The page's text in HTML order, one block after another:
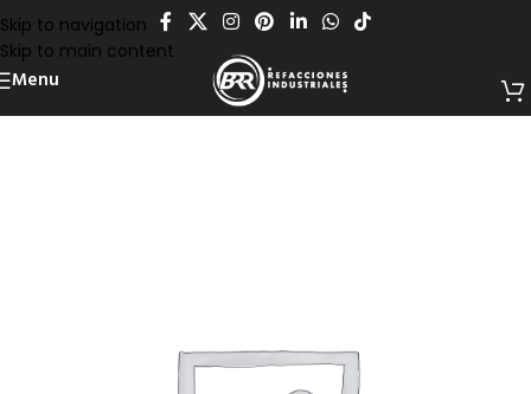
Skip to navigation
Skip to main content
Menu